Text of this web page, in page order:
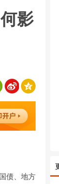
影
债、地方